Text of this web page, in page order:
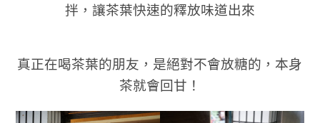
拌，讓茶葉快速的釋放味道出來
真正在喝茶葉的朋友，是絕對不會放糖的，本身
茶就會回甘！